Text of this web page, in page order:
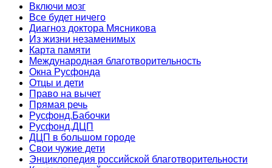
Включи мозг
Все будет ничего
Диагноз доктора Мясникова
Из жизни незаменимых
Карта памяти
Международная благотворительность
Окна Русфонда
Отцы и дети
Право на вычет
Прямая речь
Русфонд.Бабочки
Русфонд.ДЦП
ДЦП в большом городе
Свои чужие дети
Энциклопедия российской благотворительности